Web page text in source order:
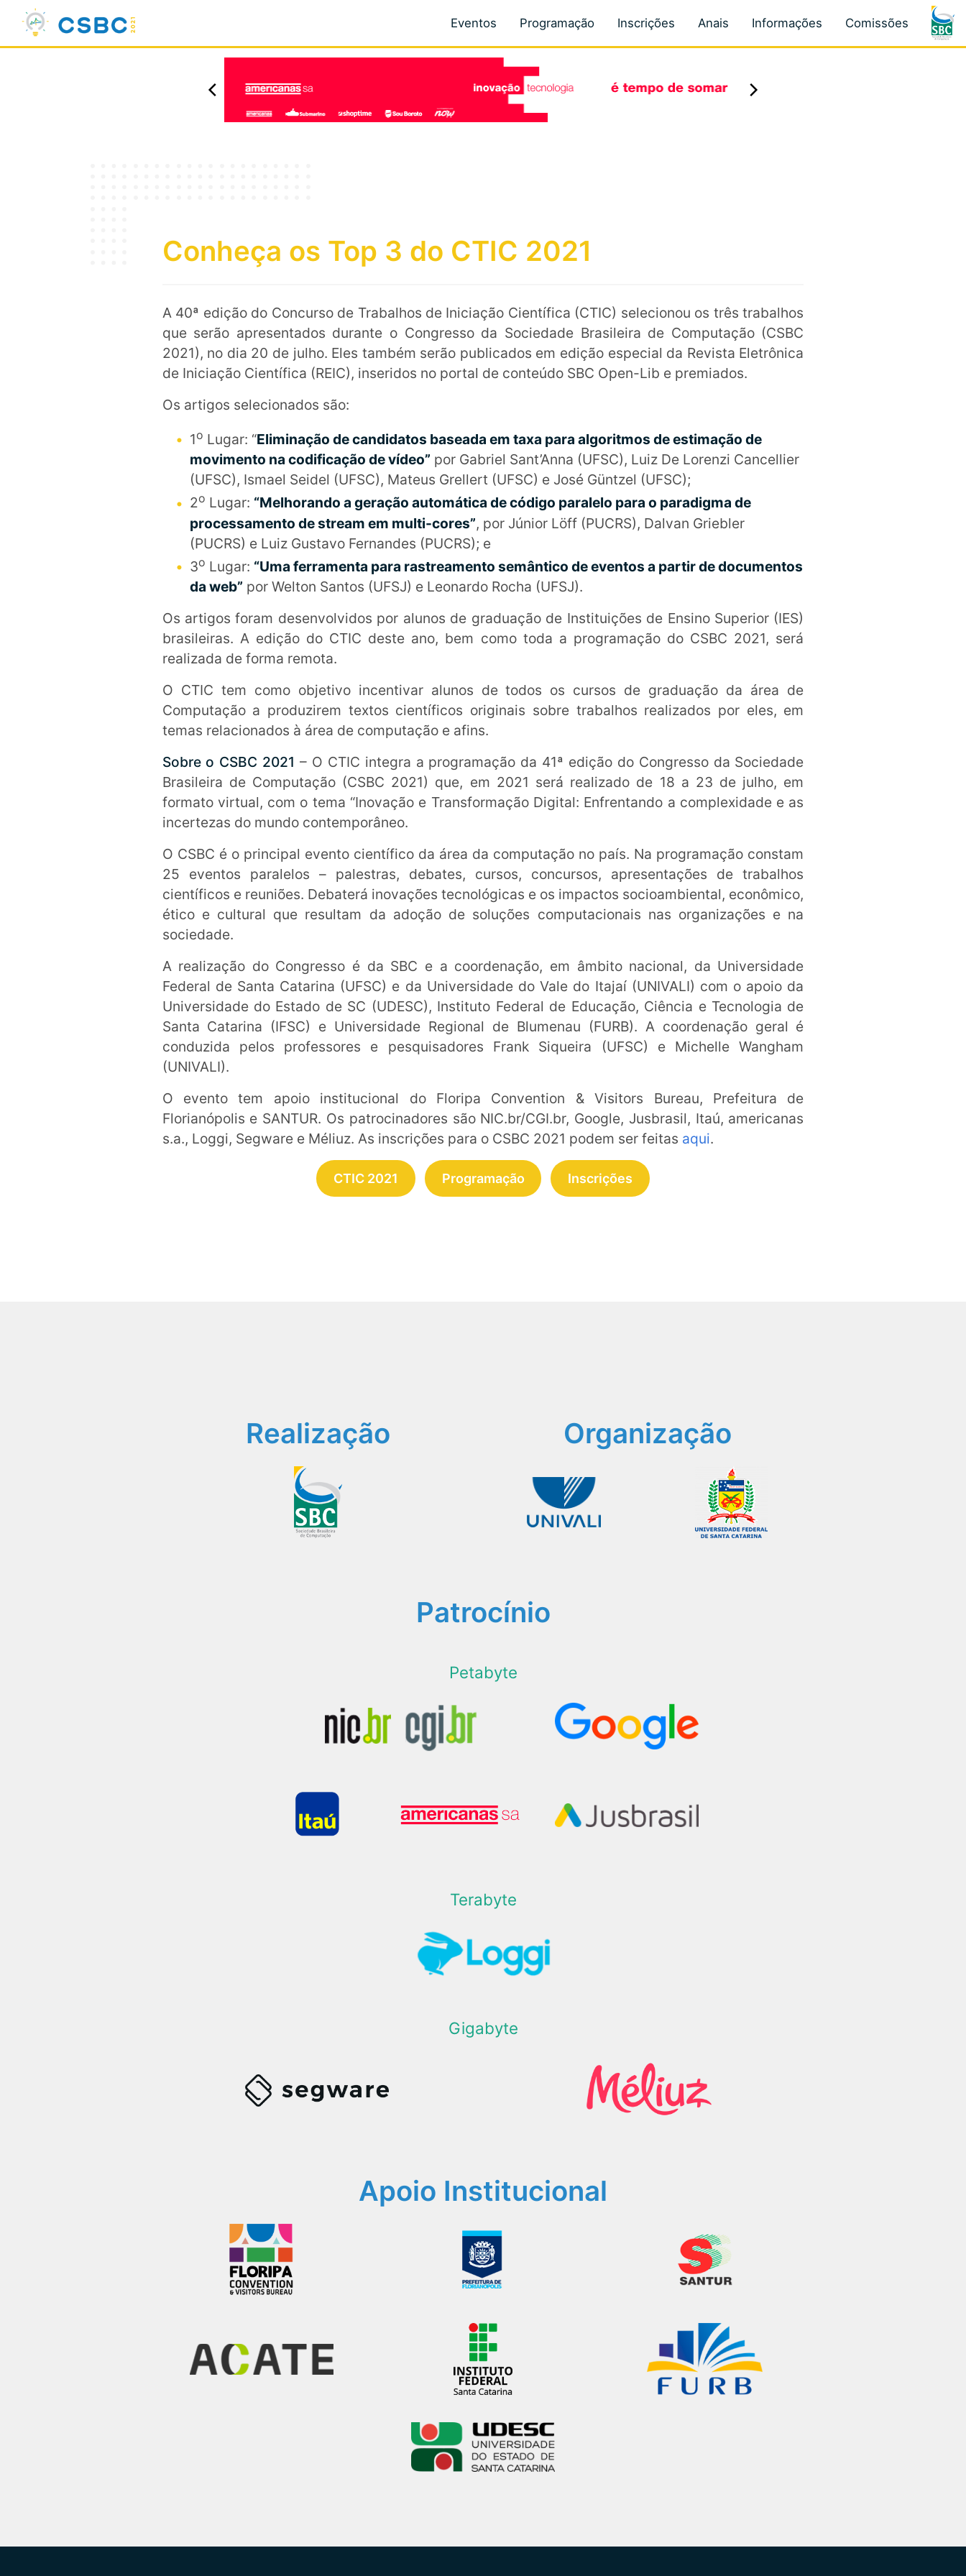
Eventos Programação Inscrições Anais Informações Comissões
Conheça os Top 3 do CTIC 2021
A 40ª edição do Concurso de Trabalhos de Iniciação Científica (CTIC) selecionou os três trabalhos
que serão apresentados durante o Congresso da Sociedade Brasileira de Computação (CSBC
2021), no dia 20 de julho. Eles também serão publicados em edição especial da Revista Eletrônica
de Iniciação Científica (REIC), inseridos no portal de conteúdo SBC Open-Lib e premiados.
Os artigos selecionados são:
1o Lugar: “Eliminação de candidatos baseada em taxa para algoritmos de estimação de
movimento na codificação de vídeo” por Gabriel Sant’Anna (UFSC), Luiz De Lorenzi Cancellier
(UFSC), Ismael Seidel (UFSC), Mateus Grellert (UFSC) e José Güntzel (UFSC);
2o Lugar: “Melhorando a geração automática de código paralelo para o paradigma de
processamento de stream em multi-cores”, por Júnior Löff (PUCRS), Dalvan Griebler
(PUCRS) e Luiz Gustavo Fernandes (PUCRS); e
3o Lugar: “Uma ferramenta para rastreamento semântico de eventos a partir de documentos
da web” por Welton Santos (UFSJ) e Leonardo Rocha (UFSJ).
Os artigos foram desenvolvidos por alunos de graduação de Instituições de Ensino Superior (IES)
brasileiras. A edição do CTIC deste ano, bem como toda a programação do CSBC 2021, será
realizada de forma remota.
O CTIC tem como objetivo incentivar alunos de todos os cursos de graduação da área de
Computação a produzirem textos científicos originais sobre trabalhos realizados por eles, em
temas relacionados à área de computação e afins.
Sobre o CSBC 2021 – O CTIC integra a programação da 41ª edição do Congresso da Sociedade
Brasileira de Computação (CSBC 2021) que, em 2021 será realizado de 18 a 23 de julho, em
formato virtual, com o tema “Inovação e Transformação Digital: Enfrentando a complexidade e as
incertezas do mundo contemporâneo.
O CSBC é o principal evento científico da área da computação no país. Na programação constam
25 eventos paralelos – palestras, debates, cursos, concursos, apresentações de trabalhos
científicos e reuniões. Debaterá inovações tecnológicas e os impactos socioambiental, econômico,
ético e cultural que resultam da adoção de soluções computacionais nas organizações e na
sociedade.
A realização do Congresso é da SBC e a coordenação, em âmbito nacional, da Universidade
Federal de Santa Catarina (UFSC) e da Universidade do Vale do Itajaí (UNIVALI) com o apoio da
Universidade do Estado de SC (UDESC), Instituto Federal de Educação, Ciência e Tecnologia de
Santa Catarina (IFSC) e Universidade Regional de Blumenau (FURB). A coordenação geral é
conduzida pelos professores e pesquisadores Frank Siqueira (UFSC) e Michelle Wangham
(UNIVALI).
O evento tem apoio institucional do Floripa Convention & Visitors Bureau, Prefeitura de
Florianópolis e SANTUR. Os patrocinadores são NIC.br/CGI.br, Google, Jusbrasil, Itaú, americanas
s.a., Loggi, Segware e Méliuz. As inscrições para o CSBC 2021 podem ser feitas aqui.
CTIC 2021 Programação Inscrições
Realização Organização
Patrocínio
Petabyte
Terabyte
Gigabyte
Apoio Institucional